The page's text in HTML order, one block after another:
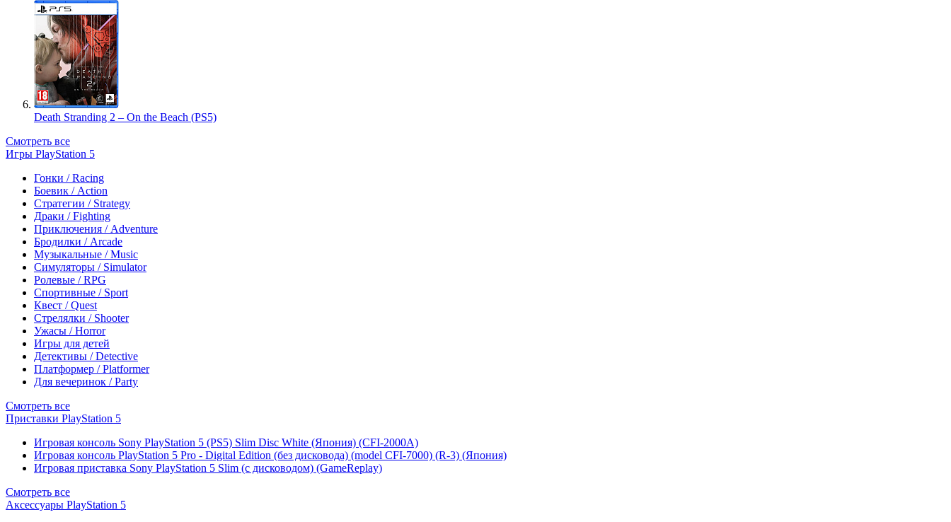
Death Stranding 2 – On the Beach (PS5)
Смотреть все
Игры PlayStation 5
Гонки / Racing
Боевик / Action
Стратегии / Strategy
Драки / Fighting
Приключения / Adventure
Бродилки / Arcade
Музыкальные / Music
Симуляторы / Simulator
Ролевые / RPG
Спортивные / Sport
Квест / Quest
Стрелялки / Shooter
Ужасы / Horror
Игры для детей
Детективы / Detective
Платформер / Platformer
Для вечеринок / Party
Смотреть все
Приставки PlayStation 5
Игровая консоль Sony PlayStation 5 (PS5) Slim Disc White (Япония) (CFI-2000A)
Игровая консоль PlayStation 5 Pro - Digital Edition (без дисковода) (model CFI-7000) (R-3) (Япония)
Игровая приставка Sony PlayStation 5 Slim (с дисководом) (GameReplay)
Смотреть все
Аксессуары PlayStation 5